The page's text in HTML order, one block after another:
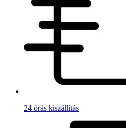
24 órás kiszállítás